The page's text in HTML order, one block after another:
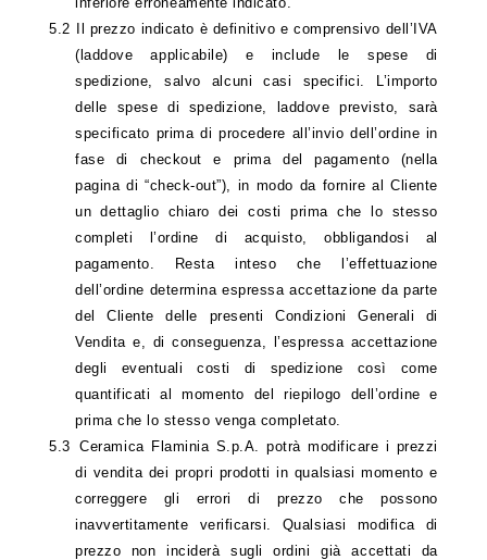
5.2
Il prezzo indicato è definitivo e comprensivo dell’IVA
(laddove applicabile) e include le spese di
spedizione, salvo alcuni casi specifici. L’importo
delle spese di spedizione, laddove previsto, sarà
specificato prima di procedere all’invio dell’ordine in
fase di checkout e prima del pagamento (nella
pagina di “check-out”), in modo da fornire al Cliente
un dettaglio chiaro dei costi prima che lo stesso
completi l’ordine di acquisto, obbligandosi al
pagamento. Resta inteso che l’effettuazione
dell’ordine determina espressa accettazione da parte
del Cliente delle presenti Condizioni Generali di
Vendita e, di conseguenza, l’espressa accettazione
degli eventuali costi di spedizione così come
quantificati al momento del riepilogo dell’ordine e
prima che lo stesso venga completato.
5.3
Ceramica Flaminia S.p.A. potrà modificare i prezzi
di vendita dei propri prodotti in qualsiasi momento e
correggere gli errori di prezzo che possono
inavvertitamente verificarsi. Qualsiasi modifica di
prezzo non inciderà sugli ordini già accettati da